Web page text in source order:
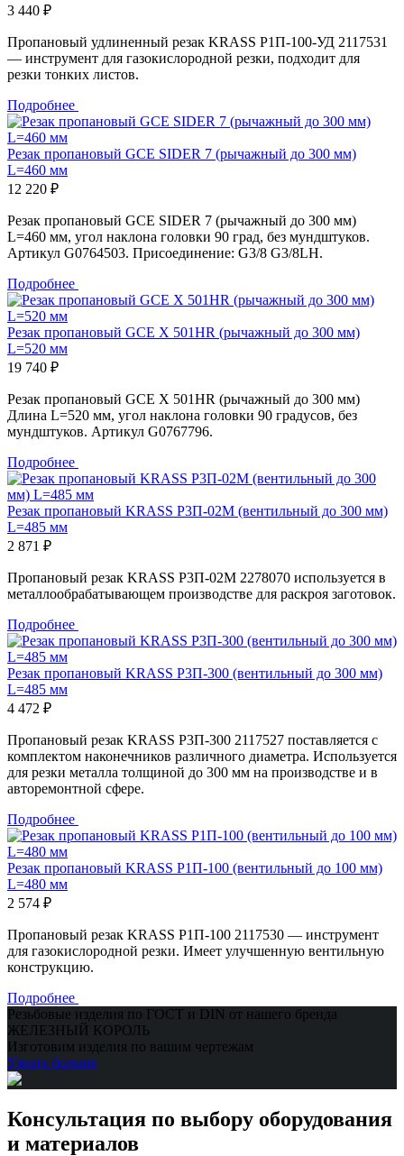
3 440 ₽
Пропановый удлиненный резак KRASS Р1П-100-УД 2117531
— инструмент для газокислородной резки, подходит для
резки тонких листов.
Подробнее
Резак пропановый GCE SIDER 7 (рычажный до 300 мм)
L=460 мм
12 220 ₽
Резак пропановый GCE SIDER 7 (рычажный до 300 мм)
L=460 мм, угол наклона головки 90 град, без мундштуков.
Артикул G0764503. Присоединение: G3/8 G3/8LH.
Подробнее
Резак пропановый GCE X 501HR (рычажный до 300 мм)
L=520 мм
19 740 ₽
Резак пропановый GCE X 501HR (рычажный до 300 мм)
Длина L=520 мм, угол наклона головки 90 градусов, без
мундштуков. Артикул G0767796.
Подробнее
Резак пропановый KRASS Р3П-02М (вентильный до 300 мм)
L=485 мм
2 871 ₽
Пропановый резак KRASS Р3П-02М 2278070 используется в
металлообрабатывающем производстве для раскроя заготовок.
Подробнее
Резак пропановый KRASS Р3П-300 (вентильный до 300 мм)
L=485 мм
4 472 ₽
Пропановый резак KRASS Р3П-300 2117527 поставляется с
комплектом наконечников различного диаметра. Используется
для резки металла толщиной до 300 мм на производстве и в
авторемонтной сфере.
Подробнее
Резак пропановый KRASS Р1П-100 (вентильный до 100 мм)
L=480 мм
2 574 ₽
Пропановый резак KRASS Р1П-100 2117530 — инструмент
для газокислородной резки. Имеет улучшенную вентильную
конструкцию.
Подробнее
Резьбовые изделия по ГОСТ и DIN от нашего бренда
ЖЕЛЕЗНЫЙ КОРОЛЬ
Изготовим изделия по вашим чертежам
Узнать больше
Консультация по выбору оборудования
и материалов